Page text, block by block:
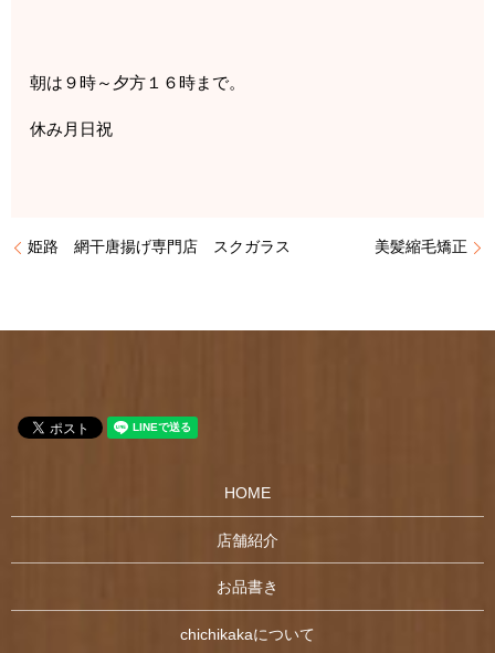
朝は９時～夕方１６時まで。
休み月日祝
姫路 網干唐揚げ専門店 スクガラス 美髪縮毛矯正
HOME
店舗紹介
お品書き
chichikakaについて